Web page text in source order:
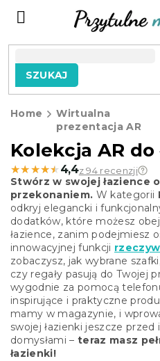
SZUKAJ
Home
Wirtualna
prezentacja AR
Kolekcja AR do
★★★★★
★★★★★ 4,4z 94 recenzji
Stwórz w swojej łazience
przekonaniem. W kategorii
odkryj elegancki i
dodatków, które możesz
łazience, zanim podejmiesz
innowacyjnej funkcji
zobaczysz, jak wybrane
czy regały pasują do Twojej
wygodnie za pomocą
inspirujące i praktyczne
mamy w magazynie, i
swojej łazienki jeszcze
domysłami – teraz masz
łazienki!